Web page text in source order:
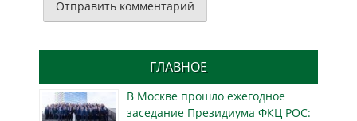
ГЛАВНОЕ
В Москве прошло ежегодное
заседание Президиума ФКЦ РОС: